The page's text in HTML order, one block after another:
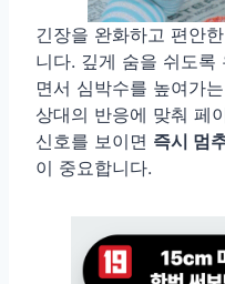
긴장을 완화하고 편안
니다. 깊게 숨을 쉬도록
면서 심박수를 높여가
상대의 반응에 맞춰 페
신호를 보이면 즉시 멈
이 중요합니다.